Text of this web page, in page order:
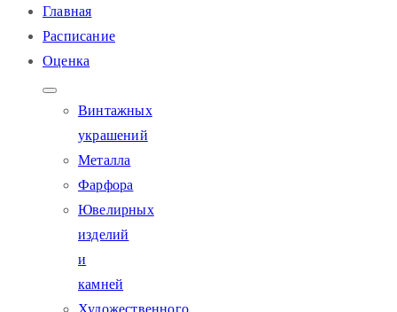
Главная
Расписание
Оценка
Винтажных
украшений
Металла
Фарфора
Ювелирных
изделий
и
камней
Художественного